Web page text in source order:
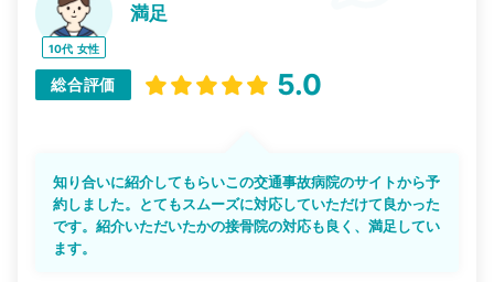
10代 女性
満足
総合評価 5.0
知り合いに紹介してもらいこの交通事故病院のサイトから予
約しました。とてもスムーズに対応していただけて良かった
です。紹介いただいたかの接骨院の対応も良く、満足してい
ます。